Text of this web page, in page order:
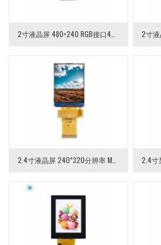
2寸液晶屏 480×240 RGB接口40PIN 2.0寸TFT-LCD液晶模组